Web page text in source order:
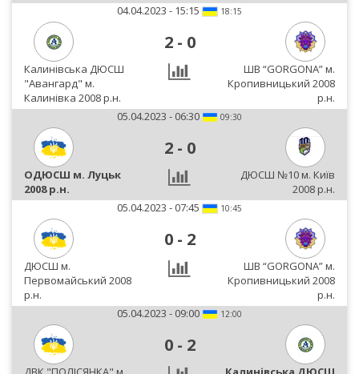
04.04.2023 - 15:15
18:15
2 - 0
Калинівська ДЮСШ
"Авангард" м.
Калинівка 2008 р.н.
ШВ “GORGONA” м.
Кропивницький 2008
р.н.
05.04.2023 - 06:30
09:30
2 - 0
ОДЮСШ м. Луцьк
2008 р.н.
ДЮСШ №10 м. Київ
2008 р.н.
05.04.2023 - 07:45
10:45
0 - 2
ДЮСШ м.
Первомайський 2008
р.н.
ШВ “GORGONA” м.
Кропивницький 2008
р.н.
05.04.2023 - 09:00
12:00
0 - 2